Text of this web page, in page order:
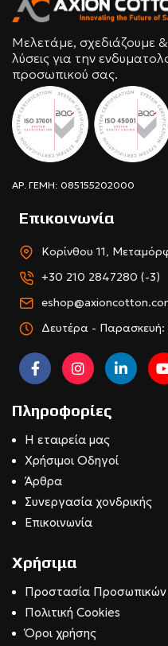
Μελετάμε, σχεδιάζουμε
λύσεις για την
προσωπικού σας.
ΑΡ. ΓΕΜΗ: 085155202000
Επικοινωνία
Κορίνθου 11,
+30 210 2847280 (-3)
Δευτέρα -
Πληροφορίες
Η εταιρεία μας
Χρήσιμοι Οδηγοί
Άρθρα
Συνεργασία χονδρικής
Επικοινωνία
Χρήσιμα
Προστασία
Πολιτική Cookies
Όροι χρήσης